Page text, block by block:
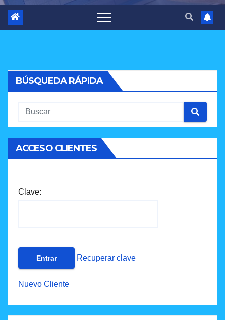
BÚSQUEDA RÁPIDA
ACCESO CLIENTES
Clave:
Recuperar clave
Nuevo Cliente